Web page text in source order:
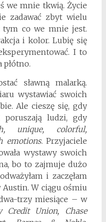
we mnie tkwią. Życie
zadawać zbyt wielu
tym co we mnie jest.
i kolor. Lubię się
I to
płótno.
sławną malarką.
wystawiać swoich
Ale cieszę się, gdy
ludzi, gdy
unique, colorful,
emotions. Przyjaciele
wystawy swoich
bo to zajmuje dużo
i zaczęłam
W ciągu ośmiu
trzy miesiące – w
Credit Union, Chase